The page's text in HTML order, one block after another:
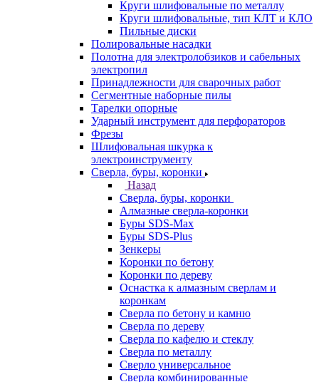
Круги шлифовальные по металлу
Круги шлифовальные, тип КЛТ и КЛО
Пильные диски
Полировальные насадки
Полотна для электролобзиков и сабельных
электропил
Принадлежности для сварочных работ
Сегментные наборные пилы
Тарелки опорные
Ударный инструмент для перфораторов
Фрезы
Шлифовальная шкурка к
электроинструменту
Сверла, буры, коронки
Назад
Сверла, буры, коронки
Алмазные сверла-коронки
Буры SDS-Max
Буры SDS-Plus
Зенкеры
Коронки по бетону
Коронки по дереву
Оснастка к алмазным сверлам и
коронкам
Сверла по бетону и камню
Сверла по дереву
Сверла по кафелю и стеклу
Сверла по металлу
Сверло универсальное
Сверла комбинированные